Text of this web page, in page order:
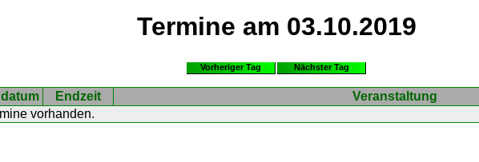
Termine am 03.10.2019
Vorheriger Tag Nächster Tag
Endzeit
Veranstaltung
vorhanden.